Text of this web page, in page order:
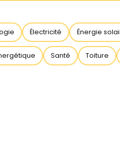
Électricité Énergie
Santé Toiture